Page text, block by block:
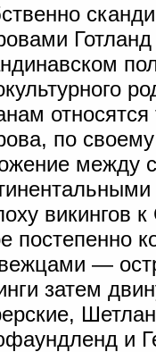
по
между
викингов
постепенно
—
затем
и